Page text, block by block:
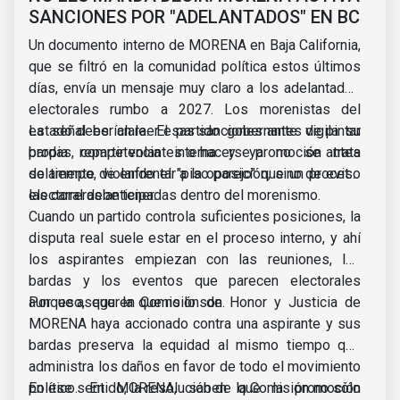
SANCIONES POR "ADELANTADOS" EN BC
Un documento interno de MORENA en Baja California,
que se filtró en la comunidad política estos últimos
días, envía un mensaje muy claro a los adelantados
electorales rumbo a 2027. Los morenistas del
estado deberían leer esas sanciones antes de pintar
bardas, repartir volantes o hacerse promoción antes
de tiempo, violando el "piso parejo" que un proceso
electoral debe tener.
La señal es clara. El partido gobernante vigila su
propia competencia interna y ya no se trata
solamente de enfrentar a la oposición, sino de evitar
las carreras anticipadas dentro del morenismo.
Cuando un partido controla suficientes posiciones, la
disputa real suele estar en el proceso interno, y ahí
los aspirantes empiezan con las reuniones, las
bardas y los eventos que parecen electorales
aunque aseguren que no lo son.
Por eso, que la Comisión de Honor y Justicia de
MORENA haya accionado contra una aspirante y sus
bardas preserva la equidad al mismo tiempo que
administra los daños en favor de todo el movimiento
político. En MORENA, saben que la promoción
En ese sentido, la resolución de la Comisión no sólo